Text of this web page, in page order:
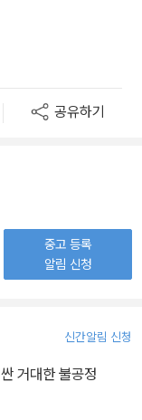
공유하기
중고 등록
알림 신청
신간알림 신청
거대한 불공정